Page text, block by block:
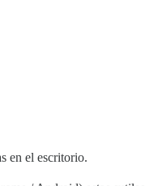
en el escritorio.